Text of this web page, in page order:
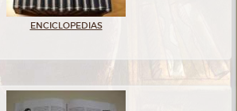
ENCICLOPEDIAS